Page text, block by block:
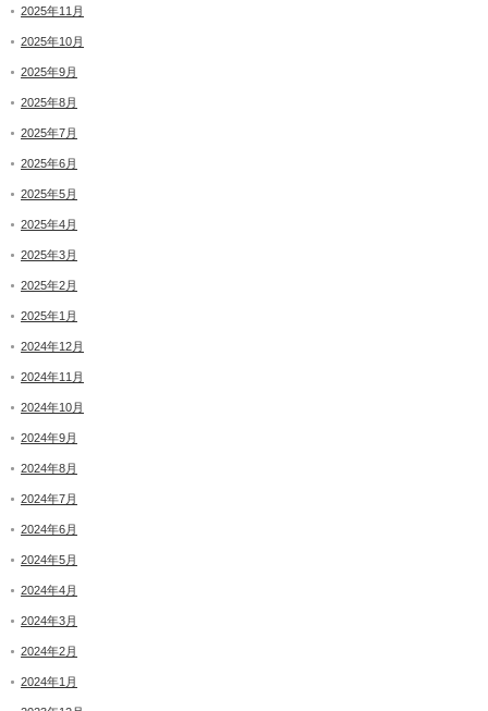
2025年11月
2025年10月
2025年9月
2025年8月
2025年7月
2025年6月
2025年5月
2025年4月
2025年3月
2025年2月
2025年1月
2024年12月
2024年11月
2024年10月
2024年9月
2024年8月
2024年7月
2024年6月
2024年5月
2024年4月
2024年3月
2024年2月
2024年1月